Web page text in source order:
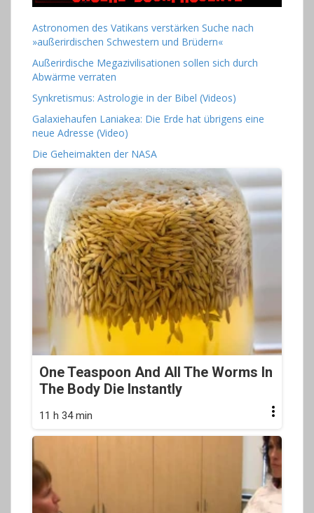
Astronomen des Vatikans verstärken Suche nach
»außerirdischen Schwestern und Brüdern«
Außerirdische Megazivilisationen sollen sich durch
Abwärme verraten
Synkretismus: Astrologie in der Bibel (Videos)
Galaxiehaufen Laniakea: Die Erde hat übrigens eine
neue Adresse (Video)
Die Geheimakten der NASA
One Teaspoon And All The Worms In
The Body Die Instantly
11 h 34 min